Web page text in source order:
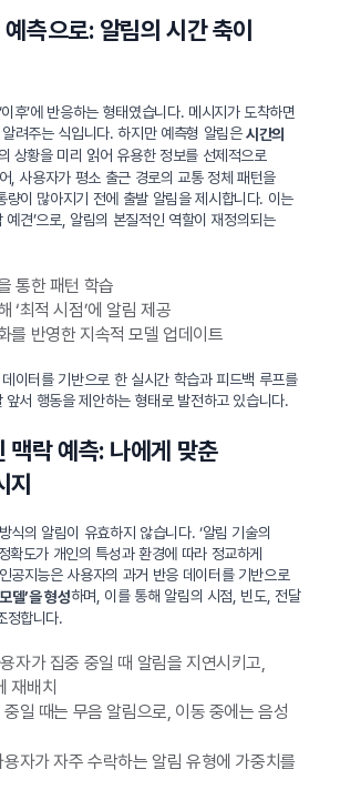
측으로: 알림의 시간 축이
후’에 반응하는 형태였습니다. 메시지가 도착하면
려주는 식입니다. 하지만 예측형 알림은시간의
의 상황을 미리 읽어 유용한 정보를 선제적으로
, 사용자가 평소 출근 경로의 교통 정체 패턴을
량이 많아지기 전에 출발 알림을 제시합니다. 이는
예견’으로, 알림의 본질적인 역할이 재정의되는
통한 패턴 학습
‘최적 시점’에 알림 제공
를 반영한 지속적 모델 업데이트
이터를 기반으로 한 실시간 학습과 피드백 루프를
앞서 행동을 제안하는 형태로 발전하고 있습니다.
락 예측: 나에게 맞춘
지
식의 알림이 유효하지 않습니다. ‘알림 기술의
확도가 개인의 특성과 환경에 따라 정교하게
공지능은 사용자의 과거 반응 데이터를 기반으로
델’을 형성하며, 이를 통해 알림의 시점, 빈도, 전달
정합니다.
자가 집중 중일 때 알림을 지연시키고,
재배치
중일 때는 무음 알림으로, 이동 중에는 음성
용자가 자주 수락하는 알림 유형에 가중치를